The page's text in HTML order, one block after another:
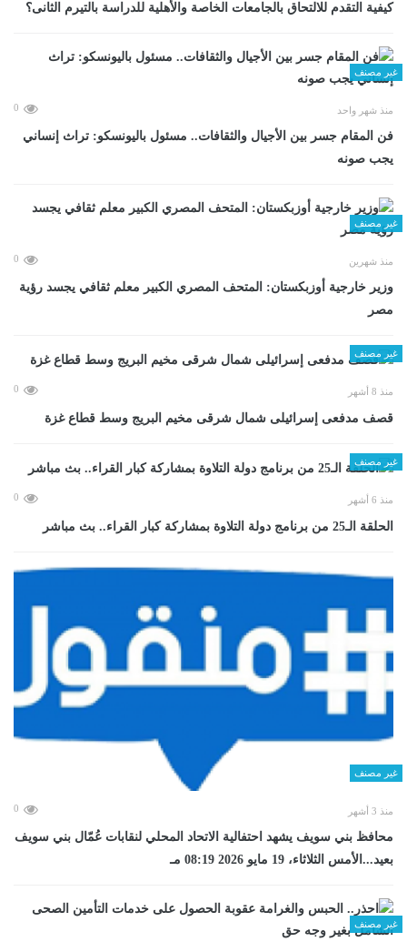
كيفية التقدم للالتحاق بالجامعات الخاصة والأهلية للدراسة بالتيرم الثانى؟
غير مصنف
منذ شهر واحد 0
فن المقام جسر بين الأجيال والثقافات.. مسئول باليونسكو: تراث إنساني
يجب صونه
غير مصنف
منذ شهرين 0
وزير خارجية أوزبكستان: المتحف المصري الكبير معلم ثقافي يجسد رؤية
مصر
غير مصنف
منذ 8 أشهر 0
قصف مدفعى إسرائيلى شمال شرقى مخيم البريج وسط قطاع غزة
غير مصنف
منذ 6 أشهر 0
الحلقة الـ25 من برنامج دولة التلاوة بمشاركة كبار القراء.. بث مباشر
غير مصنف
منذ 3 أشهر 0
محافظ بني سويف يشهد احتفالية الاتحاد المحلي لنقابات عُمّال بني سويف
بعيد...الأمس الثلاثاء، 19 مايو 2026 08:19 مـ
غير مصنف